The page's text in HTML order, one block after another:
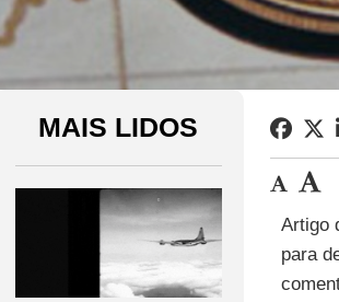
MAIS LIDOS
Artigo
para